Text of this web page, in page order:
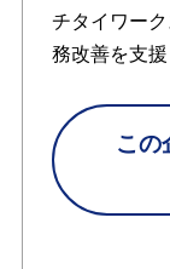
チタイワー
務改善を支援
この